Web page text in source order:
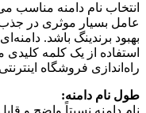
انتخاب نام دامنه مناسب
عامل بسیار موثری در
بهبود برندینگ باشد. دامنه‌ای
استفاده از یک کلمه
راه‌اندازی فروشگاه
طول نام دامنه: